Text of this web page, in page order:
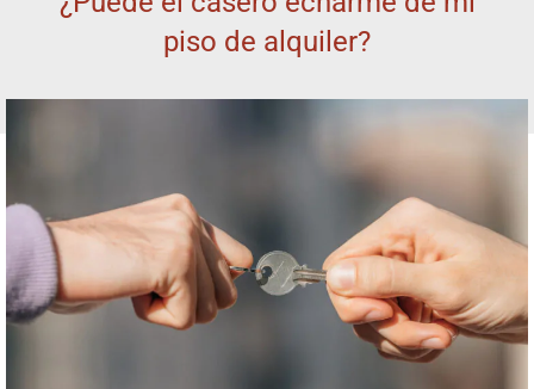
piso de alquiler?